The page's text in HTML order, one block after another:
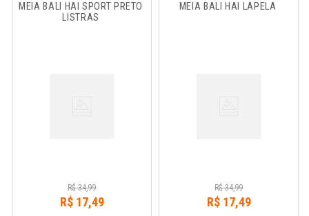
MEIA BALI HAI SPORT PRETO
LISTRAS
R$ 34,99
R$ 17,49
MEIA BALI HAI LAPELA
R$ 34,99
R$ 17,49